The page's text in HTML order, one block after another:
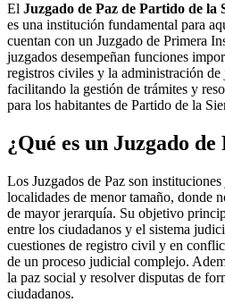
El Juzgado de Paz de Partido de la
es una institución fundamental para
cuentan con un Juzgado de Primera
juzgados desempeñan funciones
registros civiles y la administración
facilitando la gestión de trámites y
para los habitantes de Partido de la
¿Qué es un Juzgado de
Los Juzgados de Paz son
localidades de menor tamaño, donde
de mayor jerarquía. Su objetivo
entre los ciudadanos y el sistema
cuestiones de registro civil y en
de un proceso judicial complejo.
la paz social y resolver disputas de
ciudadanos.